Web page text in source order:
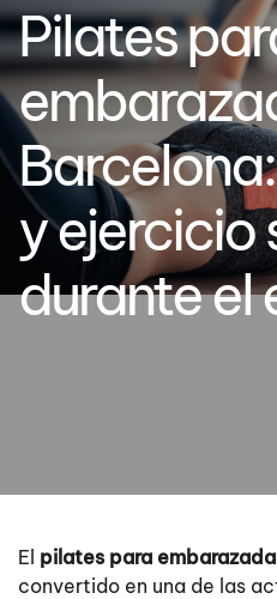
Pilates
y ejercicio
durante el
El pilates para
convertido en una de las